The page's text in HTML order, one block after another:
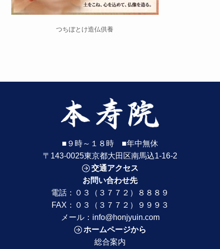
つちぼとけ造仏供養
■９時～１８時 ■年中無休
〒143-0025東京都大田区南馬込1-16-2
交通アクセス
お問い合わせ先
電話： ０３（３７７２）８８８９
FAX：０３（３７７２）９９９３
メール： info@honjyuin.com
ホームページから
総合案内